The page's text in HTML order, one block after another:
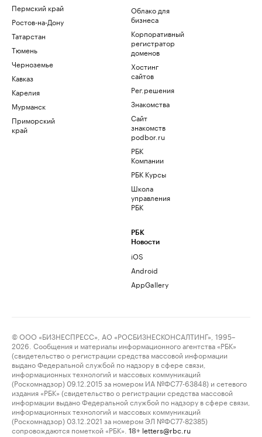
Пермский край
Ростов-на-Дону
Татарстан
Тюмень
Черноземье
Кавказ
Карелия
Мурманск
Приморский
край
Облако для
бизнеса
Корпоративный
регистратор
доменов
Хостинг
сайтов
Рег.решения
Знакомства
Сайт
знакомств
podbor.ru
РБК
Компании
РБК Курсы
Школа
управления
РБК
РБК
Новости
iOS
Android
AppGallery
© ООО «БИЗНЕСПРЕСС», АО «РОСБИЗНЕСКОНСАЛТИНГ», 1995–
2026. Сообщения и материалы информационного агентства «РБК»
(свидетельство о регистрации средства массовой информации
выдано Федеральной службой по надзору в сфере связи,
информационных технологий и массовых коммуникаций
(Роскомнадзор) 09.12.2015 за номером ИА №ФС77-63848) и сетевого
издания «РБК» (свидетельство о регистрации средства массовой
информации выдано Федеральной службой по надзору в сфере связи,
информационных технологий и массовых коммуникаций
(Роскомнадзор) 03.12.2021 за номером ЭЛ №ФС77-82385)
сопровождаются пометкой «РБК».
18+ letters@rbc.ru